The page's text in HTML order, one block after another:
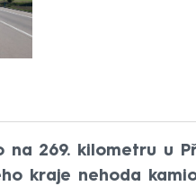
na 269. kilometru u
kraje nehoda